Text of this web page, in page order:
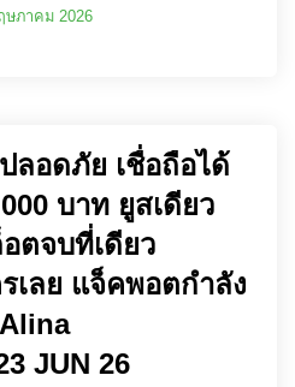
ษภาคม 2026
ลอดภัย เชื่อถือได้
บาท ยูสเดียว
ตจบที่เดียว
เลย แจ็คพอตกำลัง
JUN 26